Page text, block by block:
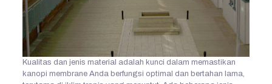
Kualitas dan jenis material adalah kunci dalam memastikan
kanopi membrane Anda berfungsi optimal dan bertahan lama,